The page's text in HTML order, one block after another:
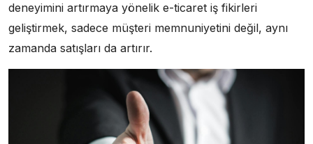
deneyimini artırmaya yönelik e-ticaret iş fikirleri
geliştirmek, sadece müşteri memnuniyetini değil, aynı
zamanda satışları da artırır.